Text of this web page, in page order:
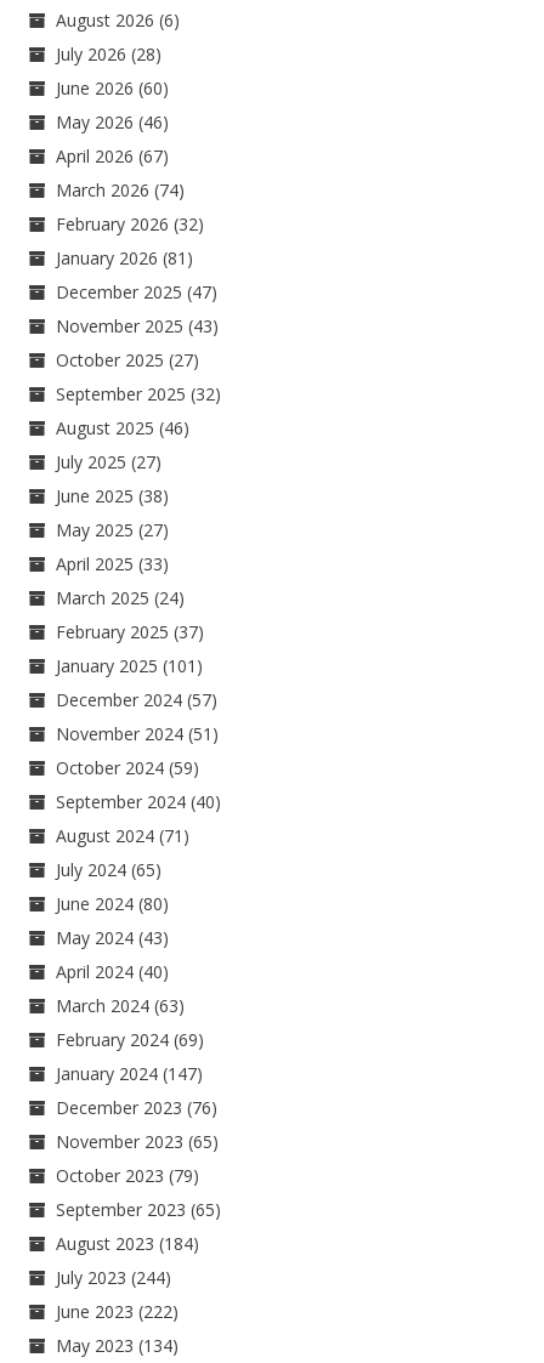
August 2026 (6)
July 2026 (28)
June 2026 (60)
May 2026 (46)
April 2026 (67)
March 2026 (74)
February 2026 (32)
January 2026 (81)
December 2025 (47)
November 2025 (43)
October 2025 (27)
September 2025 (32)
August 2025 (46)
July 2025 (27)
June 2025 (38)
May 2025 (27)
April 2025 (33)
March 2025 (24)
February 2025 (37)
January 2025 (101)
December 2024 (57)
November 2024 (51)
October 2024 (59)
September 2024 (40)
August 2024 (71)
July 2024 (65)
June 2024 (80)
May 2024 (43)
April 2024 (40)
March 2024 (63)
February 2024 (69)
January 2024 (147)
December 2023 (76)
November 2023 (65)
October 2023 (79)
September 2023 (65)
August 2023 (184)
July 2023 (244)
June 2023 (222)
May 2023 (134)